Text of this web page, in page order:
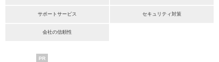
サポートサービス セキュリティ対策
会社の信頼性
PR